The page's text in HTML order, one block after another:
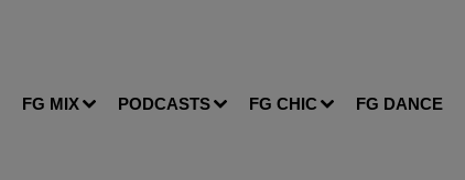
FG MIX PODCASTS FG CHIC FG DANCE